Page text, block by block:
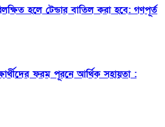
হলে টেন্ডার বাতিল করা হবে: গণপূর্ত
ফরম পূরনে আর্থিক সহায়তা :